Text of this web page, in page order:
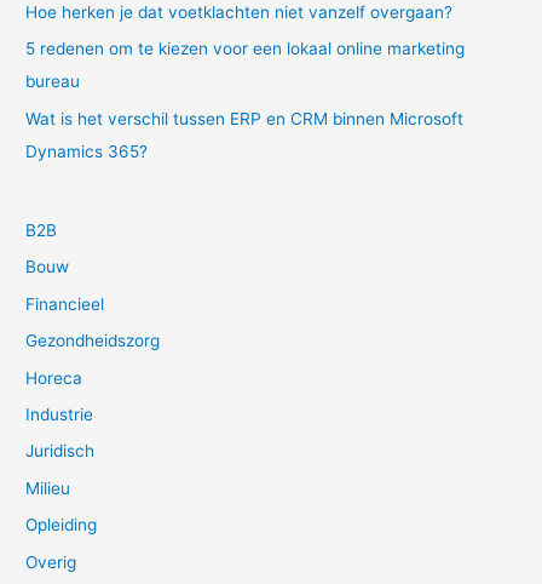
Hoe herken je dat voetklachten niet vanzelf overgaan?
5 redenen om te kiezen voor een lokaal online marketing
bureau
Wat is het verschil tussen ERP en CRM binnen Microsoft
Dynamics 365?
B2B
Bouw
Financieel
Gezondheidszorg
Horeca
Industrie
Juridisch
Milieu
Opleiding
Overig